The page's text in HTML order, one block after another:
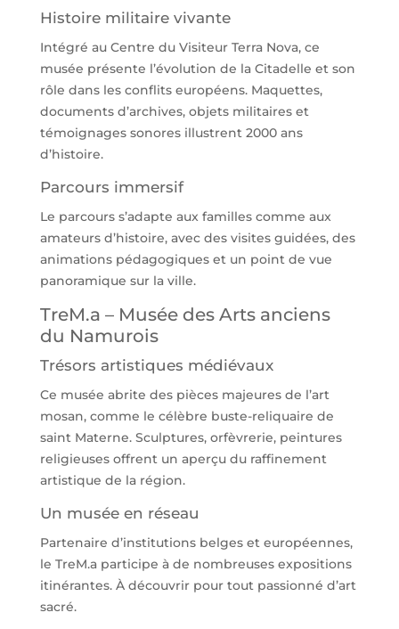
Histoire militaire vivante
Intégré au Centre du Visiteur Terra Nova, ce
musée présente l’évolution de la Citadelle et son
rôle dans les conflits européens. Maquettes,
documents d’archives, objets militaires et
témoignages sonores illustrent 2000 ans
d’histoire.
Parcours immersif
Le parcours s’adapte aux familles comme aux
amateurs d’histoire, avec des visites guidées, des
animations pédagogiques et un point de vue
panoramique sur la ville.
TreM.a – Musée des Arts anciens
du Namurois
Trésors artistiques médiévaux
Ce musée abrite des pièces majeures de l’art
mosan, comme le célèbre buste-reliquaire de
saint Materne. Sculptures, orfèvrerie, peintures
religieuses offrent un aperçu du raffinement
artistique de la région.
Un musée en réseau
Partenaire d’institutions belges et européennes,
le TreM.a participe à de nombreuses expositions
itinérantes. À découvrir pour tout passionné d’art
sacré.